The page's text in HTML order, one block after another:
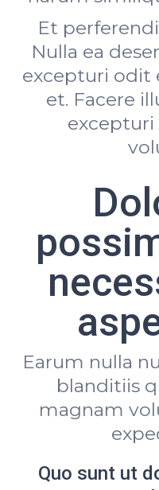
Et
Nulla ea
excepturi odit
et. Facere
Earum nulla
blanditiis
magnam
Quo sunt ut